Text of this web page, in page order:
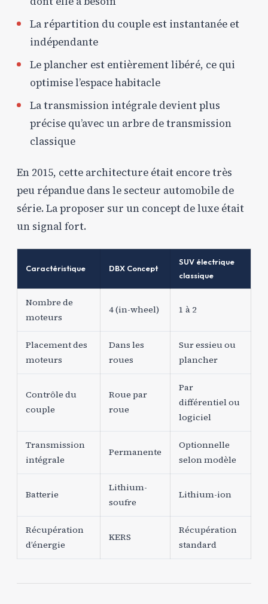
La répartition du couple est instantanée et
indépendante
Le plancher est entièrement libéré, ce qui
optimise l’espace habitacle
La transmission intégrale devient plus
précise qu’avec un arbre de transmission
classique
En 2015, cette architecture était encore très
peu répandue dans le secteur automobile de
série. La proposer sur un concept de luxe était
un signal fort.
Caractéristique DBX Concept
SUV électrique
classique
Nombre de
moteurs
4 (in-wheel) 1 à 2
Placement des
moteurs
Dans les
roues
Sur essieu ou
plancher
Contrôle du
couple
Roue par
roue
Par
différentiel ou
logiciel
Transmission
intégrale
Permanente
Optionnelle
selon modèle
Batterie
Lithium-
soufre
Lithium-ion
Récupération
d’énergie
KERS
Récupération
standard